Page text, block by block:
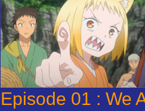
Episode 01 : We